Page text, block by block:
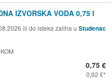
IZVORSKA VODA 0,75 l
ili do isteka zaliha u Studenac
0,75 €
0,92 €